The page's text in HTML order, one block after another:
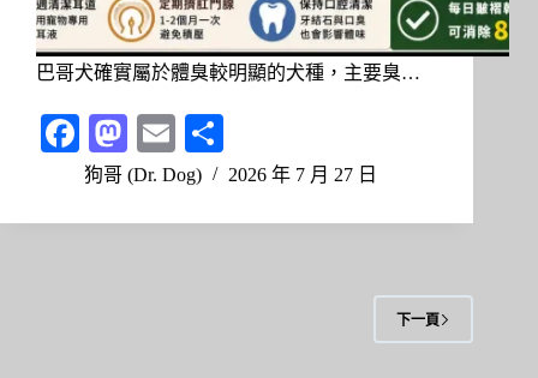
巴哥犬確實屬於體臭較明顯的犬種，主要臭…
Fa
ce
M
as
E
m
享
狗哥 (Dr. Dog) 2026 年 7 月 27 日
下一頁